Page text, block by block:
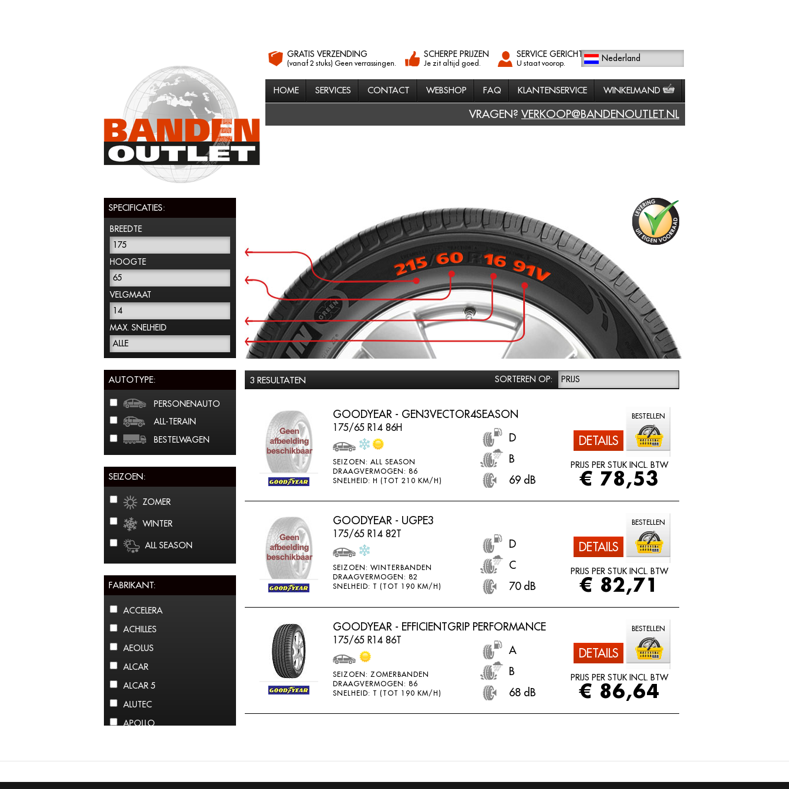
GRATIS VERZENDING
(vanaf 2 stuks) Geen verrassingen.
SCHERPE PRIJZEN
Je zit altijd goed.
SERVICE GERICHT
U staat voorop. Nederland
HOME SERVICES CONTACT WEBSHOP FAQ KLANTENSERVICE WINKELMAND
VRAGEN? VERKOOP@BANDENOUTLET.NL
SPECIFICATIES:
BREEDTE
175
HOOGTE
65
VELGMAAT
14
MAX. SNELHEID
ALLE
AUTOTYPE:
PERSONENAUTO
ALL-TERAIN
BESTELWAGEN
SEIZOEN:
ZOMER
WINTER
ALL SEASON
FABRIKANT:
ACCELERA
ACHILLES
AEOLUS
ALCAR
ALCAR 5
ALUTEC
APOLLO
ARROWSPEED
ATLAS
3 RESULTATEN SORTEREN OP: PRIJS
GOODYEAR - GEN3VECTOR4SEASON
175/65 R14 86H
SEIZOEN: ALL SEASON
DRAAGVERMOGEN: 86
SNELHEID: H (TOT 210 KM/H)
D
B
69 dB
DETAILS
BESTELLEN
PRIJS PER STUK INCL. BTW
€ 78,53
GOODYEAR - UGPE3
175/65 R14 82T
SEIZOEN: WINTERBANDEN
DRAAGVERMOGEN: 82
SNELHEID: T (TOT 190 KM/H)
D
C
70 dB
DETAILS
BESTELLEN
PRIJS PER STUK INCL. BTW
€ 82,71
GOODYEAR - EFFICIENTGRIP PERFORMANCE
175/65 R14 86T
SEIZOEN: ZOMERBANDEN
DRAAGVERMOGEN: 86
SNELHEID: T (TOT 190 KM/H)
A
B
68 dB
DETAILS
BESTELLEN
PRIJS PER STUK INCL. BTW
€ 86,64